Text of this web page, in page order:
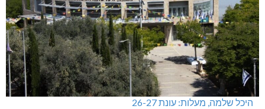
היכל שלמה, מעלות: עונת 26-27